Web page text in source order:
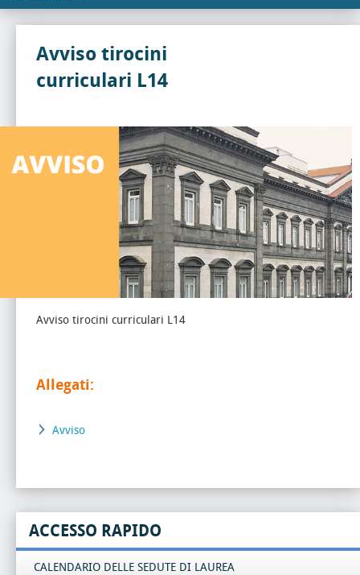
Avviso tirocini
curriculari L14
Avviso tirocini curriculari L14
Allegati:
Avviso
ACCESSO RAPIDO
CALENDARIO DELLE SEDUTE DI LAUREA